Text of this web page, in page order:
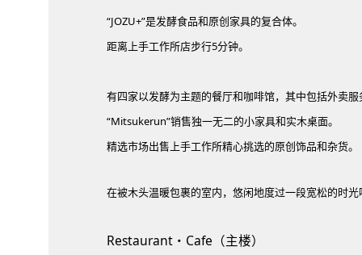
“JOZU+”是发酵食品和原创家具的复合体。
距离上手工作所店步行5分钟。
有四家以发酵为主题的餐厅和咖啡馆，其中包括外卖服
“Mitsukerun”销售独一无二的小家具和实木桌面。
精选市场出售上手工作所精心挑选的原创饰品和杂货。
在被木头温暖包裹的室内，悠闲地度过一段宽松的时光
Restaurant・Cafe（主楼）